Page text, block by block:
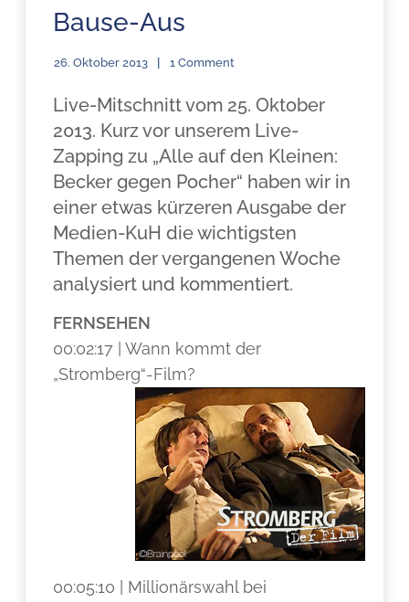
Bause-Aus
26. Oktober 2013 1 Comment
Live-Mitschnitt vom 25. Oktober
2013. Kurz vor unserem Live-
Zapping zu „Alle auf den Kleinen:
Becker gegen Pocher“ haben wir in
einer etwas kürzeren Ausgabe der
Medien-KuH die wichtigsten
Themen der vergangenen Woche
analysiert und kommentiert.
FERNSEHEN
00:02:17 | Wann kommt der
„Stromberg“-Film?
00:05:10 | Millionärswahl bei